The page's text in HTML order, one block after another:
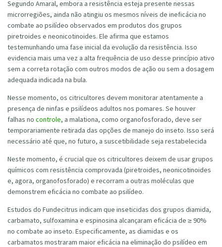
Segundo Amaral, embora a resistência esteja presente nessas
microrregiões, ainda não atingiu os mesmos níveis de ineficácia no
combate ao psilídeo observados em produtos dos grupos
piretroides e neonicotinoides. Ele afirma que estamos
testemunhando uma fase inicial da evolução da resistência. Isso
evidencia mais uma vez a alta frequência de uso desse princípio ativo
sem a correta rotação com outros modos de ação ou sem a dosagem
adequada indicada na bula.
Nesse momento, os citricultores devem monitorar atentamente a
presença de ninfas e psilídeos adultos nos pomares. Se houver
falhas no controle, a malationa, como organofosforado, deve ser
temporariamente retirada das opções de manejo do inseto. Isso será
necessário até que, no futuro, a suscetibilidade seja restabelecida
Neste momento, é crucial que os citricultores deixem de usar grupos
químicos com resistência comprovada (piretroides, neonicotinoides
e, agora, organofosforado) e recorram a outras moléculas que
demonstrem eficácia no combate ao psilídeo.
Estudos do Fundecitrus indicam que inseticidas dos grupos diamida,
carbamato, sulfoxamina e espinosina alcançaram eficácia de ≥ 90%
no combate ao inseto. Especificamente, as diamidas e os
carbamatos mostraram maior eficácia na eliminação do psilídeo em